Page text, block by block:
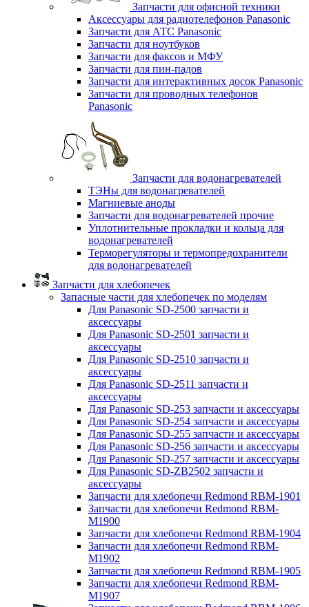
Запчасти для офисной техники
Аксессуары для радиотелефонов Panasonic
Запчасти для АТС Panasonic
Запчасти для ноутбуков
Запчасти для факсов и МФУ
Запчасти для пин-падов
Запчасти для интерактивных досок Panasonic
Запчасти для проводных телефонов
Panasonic
Запчасти для водонагревателей
ТЭНы для водонагревателей
Магниевые аноды
Запчасти для водонагревателей прочие
Уплотнительные прокладки и кольца для
водонагревателей
Терморегуляторы и термопредохранители
для водонагревателей
Запчасти для хлебопечек
Запасные части для хлебопечек по моделям
Для Panasonic SD-2500 запчасти и
аксессуары
Для Panasonic SD-2501 запчасти и
аксессуары
Для Panasonic SD-2510 запчасти и
аксессуары
Для Panasonic SD-2511 запчасти и
аксессуары
Для Panasonic SD-253 запчасти и аксессуары
Для Panasonic SD-254 запчасти и аксессуары
Для Panasonic SD-255 запчасти и аксессуары
Для Panasonic SD-256 запчасти и аксессуары
Для Panasonic SD-257 запчасти и аксессуары
Для Panasonic SD-ZB2502 запчасти и
аксессуары
Запчасти для хлебопечи Redmond RBM-1901
Запчасти для хлебопечи Redmond RBM-
M1900
Запчасти для хлебопечи Redmond RBM-1904
Запчасти для хлебопечи Redmond RBM-
M1902
Запчасти для хлебопечи Redmond RBM-1905
Запчасти для хлебопечи Redmond RBM-
M1907